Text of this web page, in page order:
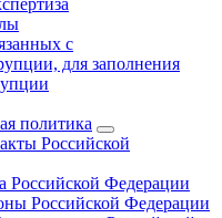
с
для заполнения
политика
Российской
Российской Федерации
Российской Федерации